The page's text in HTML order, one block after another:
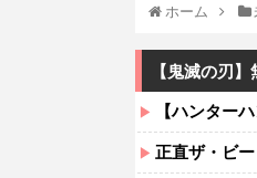
ホーム
【鬼滅の刃
【ハンター
正直ザ・ビ